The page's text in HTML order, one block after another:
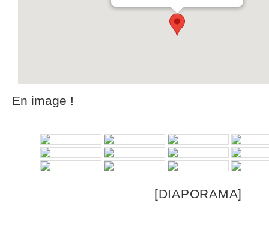
En image !
[DIAPORAMA]